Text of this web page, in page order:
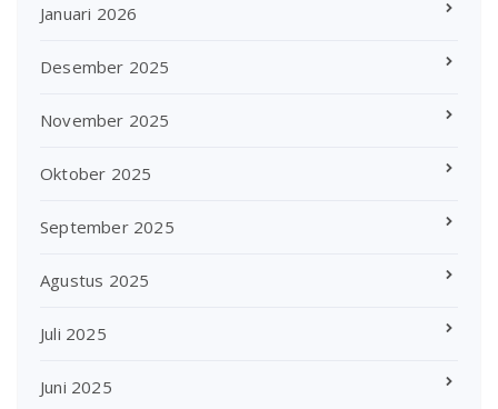
Januari 2026
Desember 2025
November 2025
Oktober 2025
September 2025
Agustus 2025
Juli 2025
Juni 2025